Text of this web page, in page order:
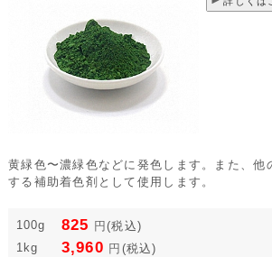
黄緑色〜濃緑色などに発色します。また、他
する補助着色剤として使用します。
100g 825 円(税込)
1kg
3,960 円 (税込)